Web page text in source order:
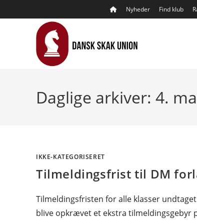
to
Nyheder Find klub
Daglige arkiver: 4.
IKKE-KATEGORISERET
Tilmeldingsfrist til DM
Tilmeldingsfristen for alle klasser
blive opkrævet et ekstra tilmeldingsgebyr